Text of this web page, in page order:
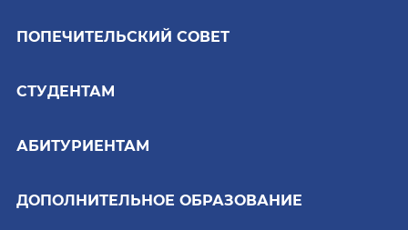
ПОПЕЧИТЕЛЬСКИЙ СОВЕТ
СТУДЕНТАМ
АБИТУРИЕНТАМ
ДОПОЛНИТЕЛЬНОЕ ОБРАЗОВАНИЕ